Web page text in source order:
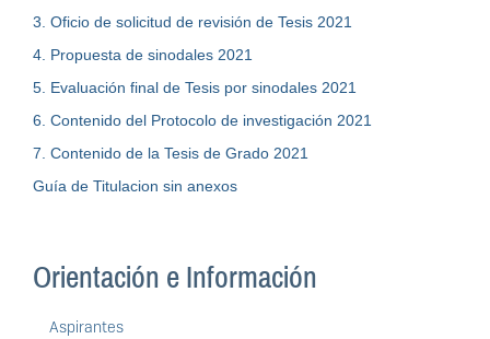
3. Oficio de solicitud de revisión de Tesis 2021
4. Propuesta de sinodales 2021
5. Evaluación final de Tesis por sinodales 2021
6. Contenido del Protocolo de investigación 2021
7. Contenido de la Tesis de Grado 2021
Guía de Titulacion sin anexos
Orientación e Información
Aspirantes